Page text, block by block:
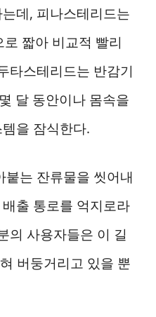
데, 피나스테리드는
짧아 비교적 빨리
타스테리드는 반감기
달 동안이나 몸속을
을 잠식한다.
는 잔류물을 씻어내
출 통로를 억지로라
의 사용자들은 이 길
버둥거리고 있을 뿐